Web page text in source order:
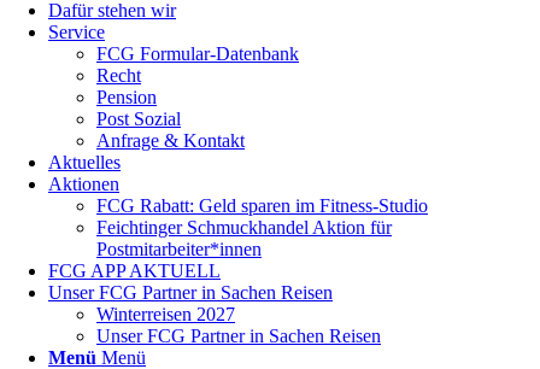
Dafür stehen wir
Service
FCG Formular-Datenbank
Recht
Pension
Post Sozial
Anfrage & Kontakt
Aktuelles
Aktionen
FCG Rabatt: Geld sparen im Fitness-Studio
Feichtinger Schmuckhandel Aktion für
Postmitarbeiter*innen
FCG APP AKTUELL
Unser FCG Partner in Sachen Reisen
Winterreisen 2027
Unser FCG Partner in Sachen Reisen
Menü Menü